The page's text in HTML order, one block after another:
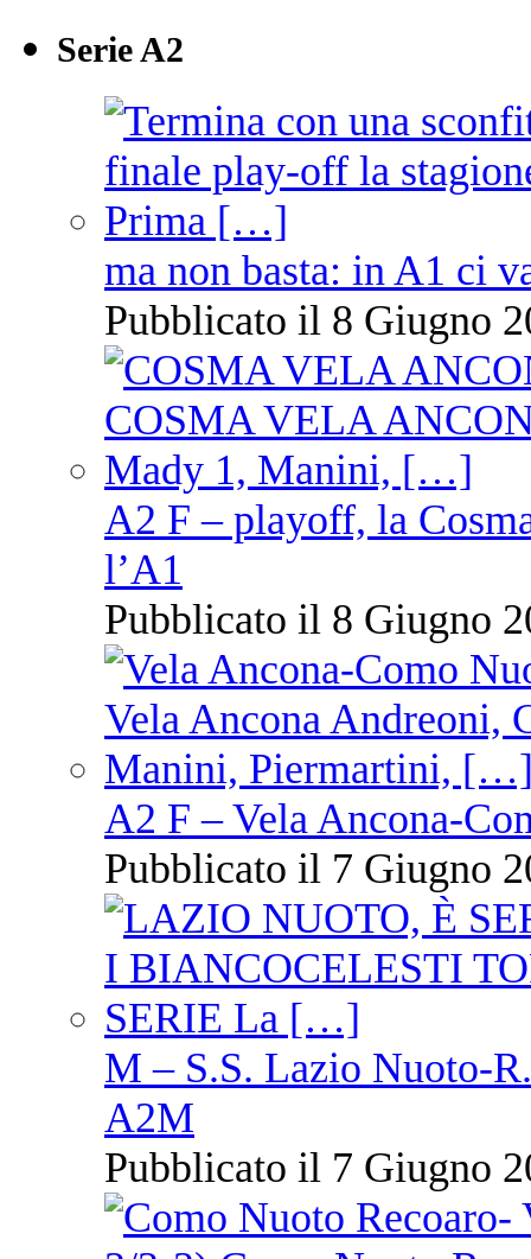
Serie A2
ma non basta: in A1 ci
Pubblicato il 8 Giugno
A2 F – playoff, la
l’A1
Pubblicato il 8 Giugno
A2 F – Vela Ancona-
Pubblicato il 7 Giugno
M – S.S. Lazio Nuoto-
A2M
Pubblicato il 7 Giugno